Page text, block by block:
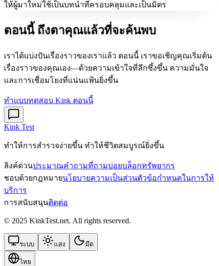
ให้ผู้มาใหม่ใช้เป็นบทนำที่ครอบคลุมและเป็นมิตร
ตอนนี้ ถึงตาคุณแล้วที่จะค้นพบ
เราได้แบ่งปันเรื่องราวของเราแล้ว ตอนนี้ เราขอเชิญคุณเริ่มต้น
เรื่องราวของคุณเอง—ด้วยความเข้าใจที่ลึกซึ้งขึ้น ความมั่นใจ
และการเชื่อมโยงที่แน่นแฟ้นยิ่งขึ้น
ทำแบบทดสอบ Kink ตอนนี้
Kink Test
ทําให้การสํารวจง่ายขึ้น ทําให้ชีวิตสมบูรณ์ยิ่งขึ้น
ลิงค์ด่วนประมาณคำถามที่ถามบ่อยบล็อกทรัพยากร
ชอบด้วยกฎหมายนโยบายความเป็นส่วนตัวข้อกําหนดในการให้
บริการ
การสนับสนุนติดต่อ
© 2025 KinkTest.net. All rights reserved.
ระบบ แสง มืด
ไทย